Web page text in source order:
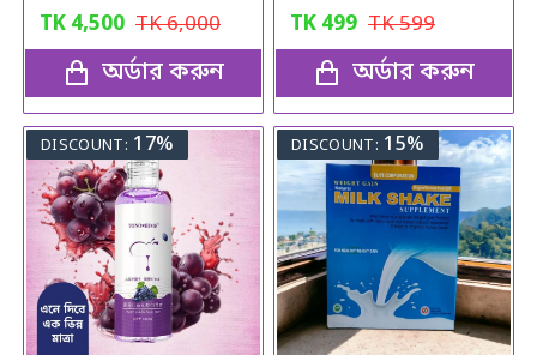
TK 4,500 TK6,000
অর্ডার করুন
TK 499 TK599
অর্ডার করুন
DISCOUNT: 17% DISCOUNT: 15%